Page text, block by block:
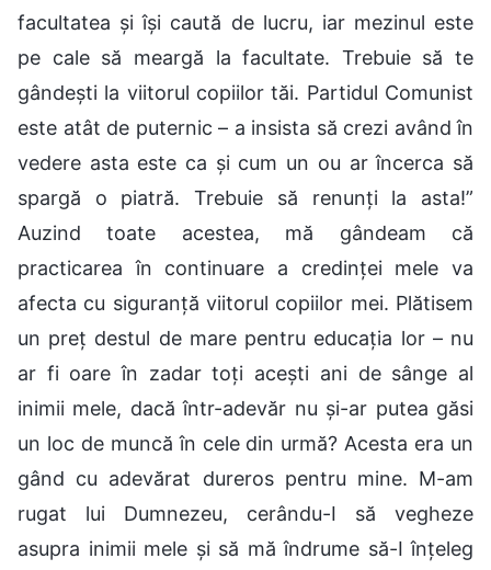
facultatea și își caută de lucru, iar mezinul este
pe cale să meargă la facultate. Trebuie să te
gândești la viitorul copiilor tăi. Partidul Comunist
este atât de puternic – a insista să crezi având în
vedere asta este ca și cum un ou ar încerca să
spargă o piatră. Trebuie să renunți la asta!”
Auzind toate acestea, mă gândeam că
practicarea în continuare a credinței mele va
afecta cu siguranță viitorul copiilor mei. Plătisem
un preț destul de mare pentru educația lor – nu
ar fi oare în zadar toți acești ani de sânge al
inimii mele, dacă într-adevăr nu și-ar putea găsi
un loc de muncă în cele din urmă? Acesta era un
gând cu adevărat dureros pentru mine. M-am
rugat lui Dumnezeu, cerându-I să vegheze
asupra inimii mele și să mă îndrume să-I înțeleg